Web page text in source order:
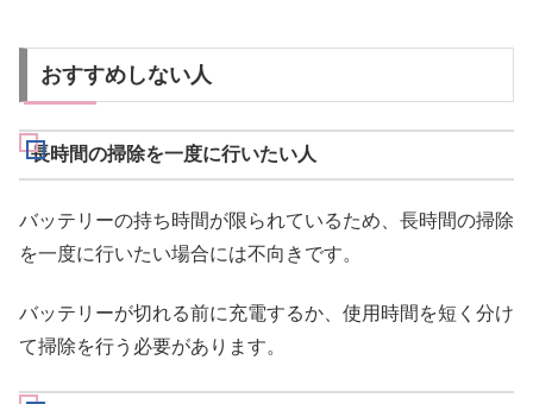
おすすめしない人
長時間の掃除を一度に行いたい人
バッテリーの持ち時間が限られているため、長時間の掃除
を一度に行いたい場合には不向きです。
バッテリーが切れる前に充電するか、使用時間を短く分け
て掃除を行う必要があります。